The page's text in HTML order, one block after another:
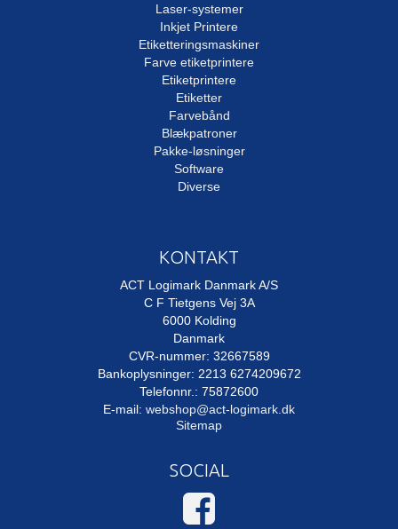
Laser-systemer
Inkjet Printere
Etiketteringsmaskiner
Farve etiketprintere
Etiketprintere
Etiketter
Farvebånd
Blækpatroner
Pakke-løsninger
Software
Diverse
KONTAKT
ACT Logimark Danmark A/S
C F Tietgens Vej 3A
6000 Kolding
Danmark
CVR-nummer: 32667589
Bankoplysninger: 2213 6274209672
Telefonnr.: 75872600
E-mail: webshop@act-logimark.dk
Sitemap
SOCIAL